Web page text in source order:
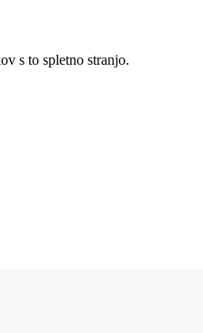
s to spletno stranjo.